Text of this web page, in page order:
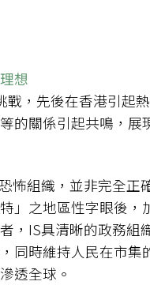
想
戰，先後在香港引起
的關係引起共鳴，
怖組織，並非完全正
」之地區性字眼後
，IS具清晰的政務
同時維持人民在市
透全球。